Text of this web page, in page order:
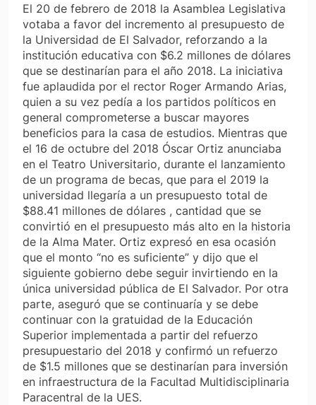
El 20 de febrero de 2018 la Asamblea Legislativa
votaba a favor del incremento al presupuesto de
la Universidad de El Salvador, reforzando a la
institución educativa con $6.2 millones de dólares
que se destinarían para el año 2018. La iniciativa
fue aplaudida por el rector Roger Armando Arias,
quien a su vez pedía a los partidos políticos en
general comprometerse a buscar mayores
beneficios para la casa de estudios. Mientras que
el 16 de octubre del 2018 Óscar Ortiz anunciaba
en el Teatro Universitario, durante el lanzamiento
de un programa de becas, que para el 2019 la
universidad llegaría a un presupuesto total de
$88.41 millones de dólares , cantidad que se
convirtió en el presupuesto más alto en la historia
de la Alma Mater. Ortiz expresó en esa ocasión
que el monto “no es suficiente” y dijo que el
siguiente gobierno debe seguir invirtiendo en la
única universidad pública de El Salvador. Por otra
parte, aseguró que se continuaría y se debe
continuar con la gratuidad de la Educación
Superior implementada a partir del refuerzo
presupuestario del 2018 y confirmó un refuerzo
de $1.5 millones que se destinarían para inversión
en infraestructura de la Facultad Multidisciplinaria
Paracentral de la UES.